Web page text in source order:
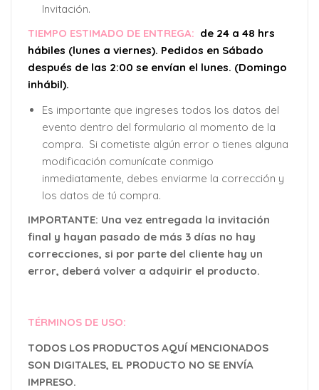
Invitación.
TIEMPO ESTIMADO DE ENTREGA: de 24 a 48 hrs
hábiles (lunes a viernes). Pedidos en Sábado
después de las 2:00 se envían el lunes. (Domingo
inhábil).
Es importante que ingreses todos los datos del
evento dentro del formulario al momento de la
compra. Si cometiste algún error o tienes alguna
modificación comunícate conmigo
inmediatamente, debes enviarme la corrección y
los datos de tú compra.
IMPORTANTE: Una vez entregada la invitación
final y hayan pasado de más 3 días no hay
correcciones, si por parte del cliente hay un
error, deberá volver a adquirir el producto.
TÉRMINOS DE USO:
TODOS LOS PRODUCTOS AQUÍ MENCIONADOS
SON DIGITALES, EL PRODUCTO NO SE ENVÍA
IMPRESO.